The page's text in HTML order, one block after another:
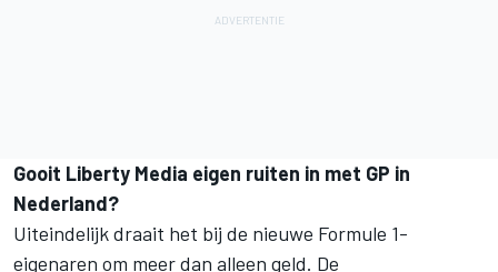
Gooit Liberty Media eigen ruiten in met GP in
Nederland?
Uiteindelijk draait het bij de nieuwe Formule 1-
eigenaren om meer dan alleen geld. De